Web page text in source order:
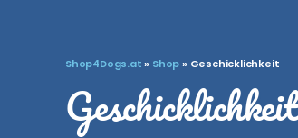
Shop4Dogs.at» Shop» Geschicklichkeit
Geschicklichkeit